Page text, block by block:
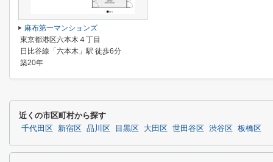
麻布第一マンションズ
東京都港区六本木４丁目
日比谷線「六本木」駅 徒歩6分
築20年
近くの市区町村から探す
千代田区 新宿区 品川区 目黒区 大田区 世田谷区 渋谷区 板橋区